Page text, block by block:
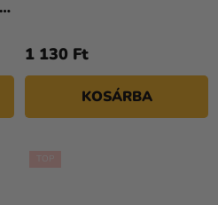
1 130 Ft
KOSÁRBA